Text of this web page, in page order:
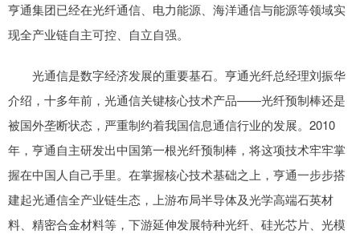
亨通集团已经在光纤通信、电力能源、海洋通信与能源等领域实
现全产业链自主可控、自立自强。
光通信是数字经济发展的重要基石。亨通光纤总经理刘振华
介绍，十多年前，光通信关键核心技术产品——光纤预制棒还是
被国外垄断状态，严重制约着我国信息通信行业的发展。2010
年，亨通自主研发出中国第一根光纤预制棒，将这项技术牢牢掌
握在中国人自己手里。在掌握核心技术基础之上，亨通一步步搭
建起光通信全产业链生态，上游布局半导体及光学高端石英材
料、精密合金材料等，下游延伸发展特种光纤、硅光芯片、光模